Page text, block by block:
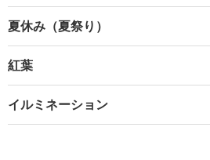
夏休み（夏祭り）
紅葉
イルミネーション